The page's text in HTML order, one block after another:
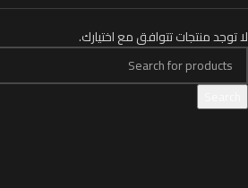
لا توجد منتجات تتوافق مع اختيارك.